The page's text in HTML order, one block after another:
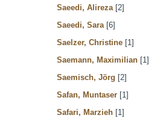
Saeedi, Alireza [2]
Saeedi, Sara [6]
Saelzer, Christine [1]
Saemann, Maximilian [1]
Saemisch, Jörg [2]
Safan, Muntaser [1]
Safari, Marzieh [1]